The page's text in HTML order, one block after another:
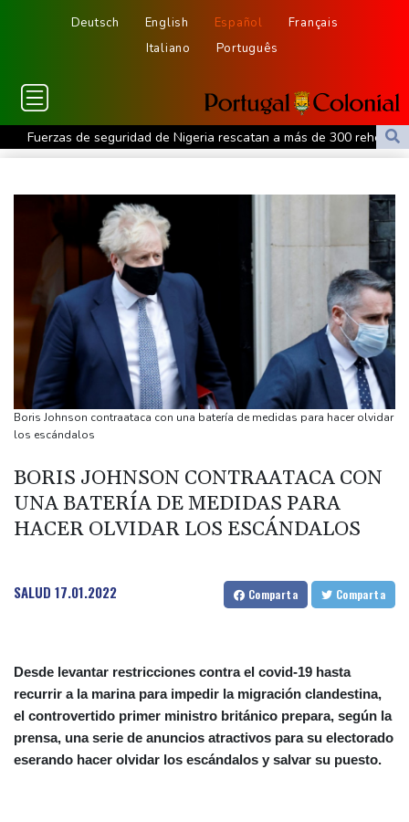
Deutsch English Español
Français
Italiano
Português
Fuerzas de seguridad de Nigeria rescatan a más de 300 rehenes
Alemania alerta sobre una "nueva amenaza" tras un incidente en
Finaliza la erupción del volcán de Fuego en Guatemala, que forzó
a una evacuación masiva
EEUU suspende importaciones de aguacate por una alerta de
violencia en México
El Newcastle designa a Matthias Jaissle como nuevo entrenador
Imputan al hombre armado detenido en el campo de golf de
Trump en California
Sheinbaum pide incluir a México en la visita papal a
Latinoamérica
La presencia de pumas reduce las colisiones de vehículos con
ciervos
EEUU asigna nuevos fondos para la lucha contra el ébola
Boris Johnson contraataca con una batería de medidas para hacer olvidar
los escándalos
BORIS JOHNSON CONTRAATACA CON
UNA BATERÍA DE MEDIDAS PARA
HACER OLVIDAR LOS ESCÁNDALOS
SALUD 17.01.2022 Comparta Comparta
Desde levantar restricciones contra el covid-19 hasta
recurrir a la marina para impedir la migración clandestina,
el controvertido primer ministro británico prepara, según la
prensa, una serie de anuncios atractivos para su electorado
eserando hacer olvidar los escándalos y salvar su puesto.